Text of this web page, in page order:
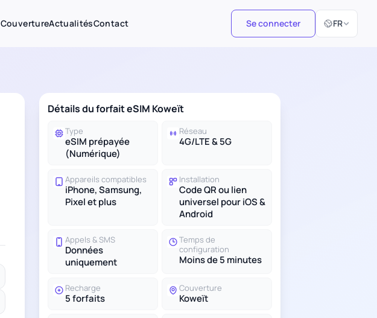
CouvertureActualitésContact Se connecter FR
Sélectionner
Détails du forfait eSIM Koweït
Type
eSIM prépayée
(Numérique)
Réseau
4G/LTE & 5G
Appareils compatibles
iPhone, Samsung,
Pixel et plus
Installation
Code QR ou lien
universel pour iOS &
Android
Appels & SMS
Données
uniquement
Temps de
configuration
Moins de 5 minutes
Recharge
5 forfaits
Couverture
Koweït